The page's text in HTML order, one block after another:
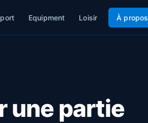
Equipment Loisir À propos
une partie